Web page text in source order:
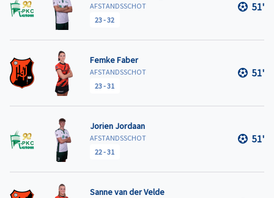
AFSTANDSSCHOT
23-32
51'
Femke Faber
AFSTANDSSCHOT
23-31
51'
Jorien Jordaan
AFSTANDSSCHOT
22-31
51'
Sanne van der Velde